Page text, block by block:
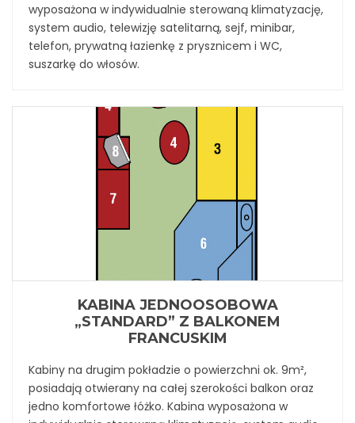
wyposażona w indywidualnie sterowaną klimatyzację,
system audio, telewizję satelitarną, sejf, minibar,
telefon, prywatną łazienkę z prysznicem i WC,
suszarkę do włosów.
KABINA JEDNOOSOBOWA
„STANDARD” Z BALKONEM
FRANCUSKIM
Kabiny na drugim pokładzie o powierzchni ok. 9m²,
posiadają otwierany na całej szerokości balkon oraz
jedno komfortowe łóżko. Kabina wyposażona w